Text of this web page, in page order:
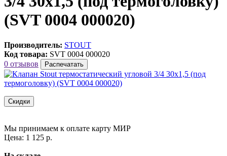
(SVT 0004 000020)
Производитель: STOUT
Код товара: SVT 0004 000020
0 отзывов
Распечатать
Скидки
Мы принимаем к оплате карту МИР
Цена: 1 125 р.